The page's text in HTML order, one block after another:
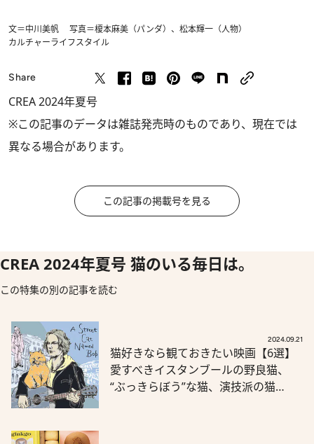
文＝中川美帆 写真＝榎本麻美（パンダ）、松本輝一（人物）
カルチャーライフスタイル
Share
CREA 2024年夏号
※この記事のデータは雑誌発売時のものであり、現在では
異なる場合があります。
この記事の掲載号を見る
CREA 2024年夏号 猫のいる毎日は。
この特集の別の記事を読む
2024.09.21
猫好きなら観ておきたい映画【6選】
愛すべきイスタンブールの野良猫、
“ぶっきらぼう”な猫、演技派の猫…